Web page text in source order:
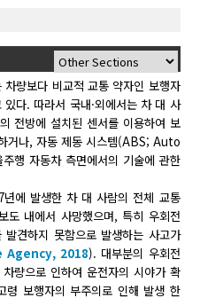
량보다 비교적 교통 약자인 보행자
다. 따라서 국내·외에서는 차 대 사
전방에 설치된 센서를 이용하여 보
거나, 자동 제동 시스템(ABS; Auto
행 자동차 측면에서의 기술에 관한
에 발생한 차 대 사람의 전체 교통
내에서 사망했으며, 특히 우회전
견하지 못함으로 발생하는 사고가
2018). 대부분의 우회전
량으로 인하여 운전자의 시야가 확
령 보행자의 부주의로 인해 발생 한